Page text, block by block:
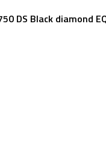
DS Black diamond